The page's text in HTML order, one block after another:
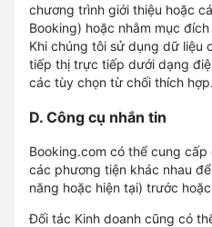
chương trình giới thiệu hoặc
Booking) hoặc nhằm mục
Khi chúng tôi sử dụng dữ liệu
tiếp thị trực tiếp dưới dạng
các tùy chọn từ chối thích hợp.
D. Công cụ nhắn tin
Booking.com có thể cung
các phương tiện khác nhau
năng hoặc hiện tại) trước
Đối tác Kinh doanh cũng có